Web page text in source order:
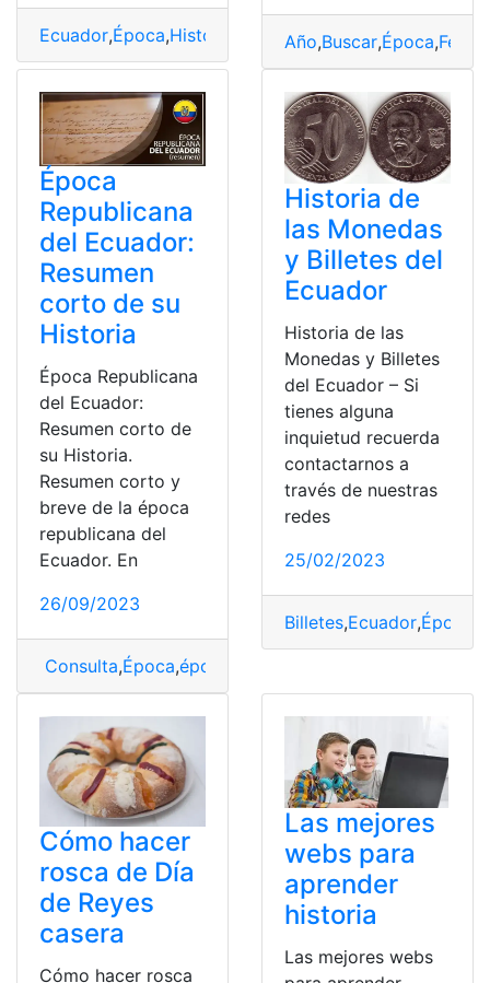
Ecuador,Época,Historia Republicana
Año,Buscar,Época,
Época
Republicana
del Ecuador:
Resumen
corto de su
Historia
Época Republicana
del Ecuador:
Resumen corto de
su Historia.
Resumen corto y
breve de la época
republicana del
Ecuador. En
26/09/2023
Consulta,Época,época republicana
Historia de
las Monedas
y Billetes del
Ecuador
Historia de las
Monedas y Billetes
del Ecuador – Si
tienes alguna
inquietud recuerda
contactarnos a
través de nuestras
redes
25/02/2023
Billetes,Ecuador,Época
Cómo hacer
rosca de Día
de Reyes
casera
Cómo hacer rosca
Las mejores
webs para
aprender
historia
Las mejores webs